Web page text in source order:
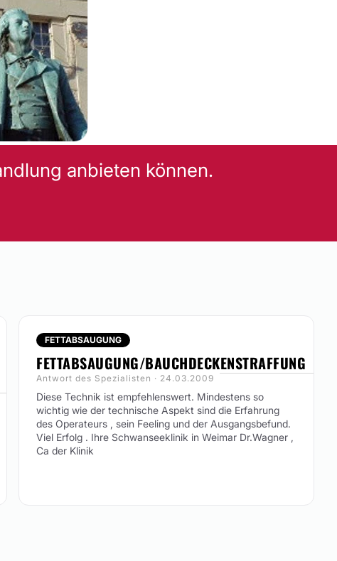
anbieten können.
FETTABSAUGUNG
FETTABSAUGUNG/BAUCHDECKENSTRAFFUNG
Antwort des Spezialisten · 24.03.2009
Diese Technik ist empfehlenswert. Mindestens so
wichtig wie der technische Aspekt sind die Erfahrung
des Operateurs , sein Feeling und der Ausgangsbefund.
Viel Erfolg . Ihre Schwanseeklinik in Weimar Dr.Wagner ,
Ca der Klinik